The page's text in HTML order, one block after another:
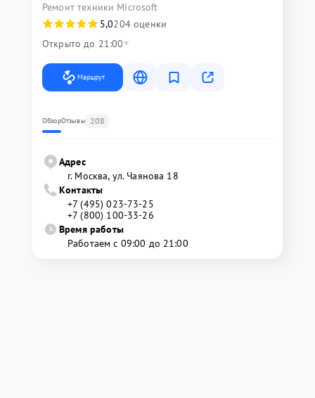
Ремонт техники Microsoft
5,0204 оценки
Открыто до 21:00
Маршрут
ОбзорОтзывы 208
Адрес
г. Москва, ул. Чаянова 18
Контакты
+7 (495) 023-73-25
+7 (800) 100-33-26
Время работы
Работаем с 09:00 до 21:00